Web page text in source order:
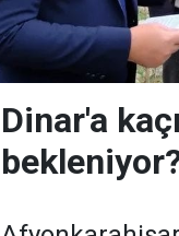
Dinar'a